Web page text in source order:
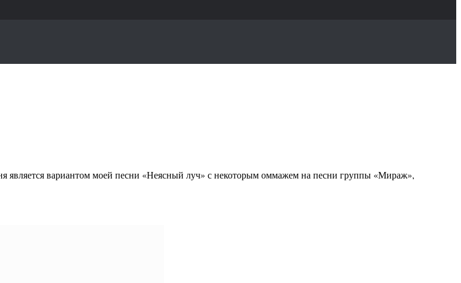
является вариантом моей песни «Неясный луч» с некоторым оммажем на песни группы «Мираж»,